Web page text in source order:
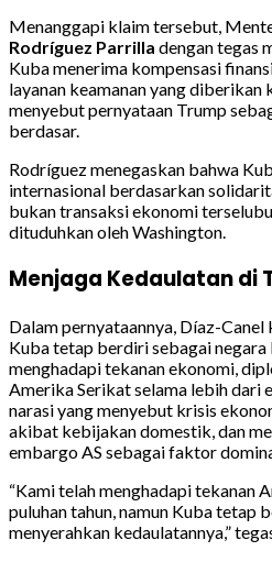
Menanggapi klaim tersebut,
Rodríguez Parrilla dengan tegas
Kuba menerima kompensasi
layanan keamanan yang diberikan
menyebut pernyataan Trump
berdasar.
Rodríguez menegaskan bahwa
internasional berdasarkan
bukan transaksi ekonomi
dituduhkan oleh Washington.
Menjaga Kedaulatan di
Dalam pernyataannya, Díaz-
Kuba tetap berdiri sebagai
menghadapi tekanan ekonomi,
Amerika Serikat selama lebih dari
narasi yang menyebut krisis
akibat kebijakan domestik, dan
embargo AS sebagai faktor
“Kami telah menghadapi tekanan
puluhan tahun, namun Kuba tetap
menyerahkan kedaulatannya,”